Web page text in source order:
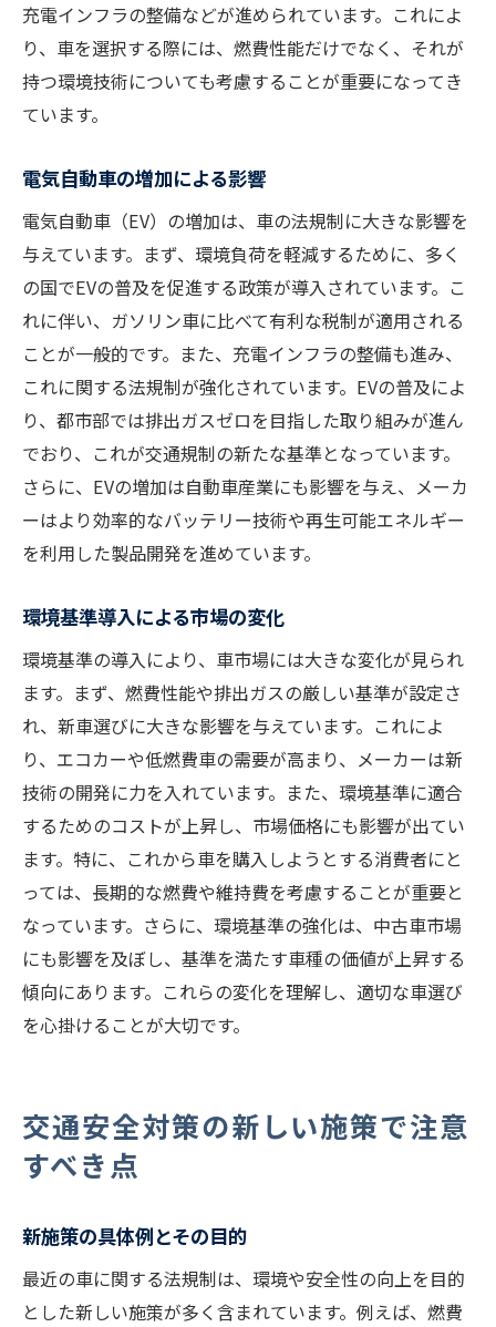
充電インフラの整備などが進められています。これによ
り、車を選択する際には、燃費性能だけでなく、それが
持つ環境技術についても考慮することが重要になってき
ています。
電気自動車の増加による影響
電気自動車（EV）の増加は、車の法規制に大きな影響を
与えています。まず、環境負荷を軽減するために、多く
の国でEVの普及を促進する政策が導入されています。こ
れに伴い、ガソリン車に比べて有利な税制が適用される
ことが一般的です。また、充電インフラの整備も進み、
これに関する法規制が強化されています。EVの普及によ
り、都市部では排出ガスゼロを目指した取り組みが進ん
でおり、これが交通規制の新たな基準となっています。
さらに、EVの増加は自動車産業にも影響を与え、メーカ
ーはより効率的なバッテリー技術や再生可能エネルギー
を利用した製品開発を進めています。
環境基準導入による市場の変化
環境基準の導入により、車市場には大きな変化が見られ
ます。まず、燃費性能や排出ガスの厳しい基準が設定さ
れ、新車選びに大きな影響を与えています。これによ
り、エコカーや低燃費車の需要が高まり、メーカーは新
技術の開発に力を入れています。また、環境基準に適合
するためのコストが上昇し、市場価格にも影響が出てい
ます。特に、これから車を購入しようとする消費者にと
っては、長期的な燃費や維持費を考慮することが重要と
なっています。さらに、環境基準の強化は、中古車市場
にも影響を及ぼし、基準を満たす車種の価値が上昇する
傾向にあります。これらの変化を理解し、適切な車選び
を心掛けることが大切です。
交通安全対策の新しい施策で注意
すべき点
新施策の具体例とその目的
最近の車に関する法規制は、環境や安全性の向上を目的
とした新しい施策が多く含まれています。例えば、燃費